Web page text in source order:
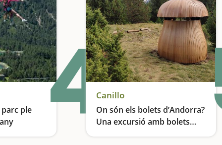
ple
Activitats emocionants per a famílies durant tot l’any4Canillo
On són els bolets d’Andorra?
Una excursió amb bolets
Una excursió fàcil per fer en família i plena de bolets gegants de fusta